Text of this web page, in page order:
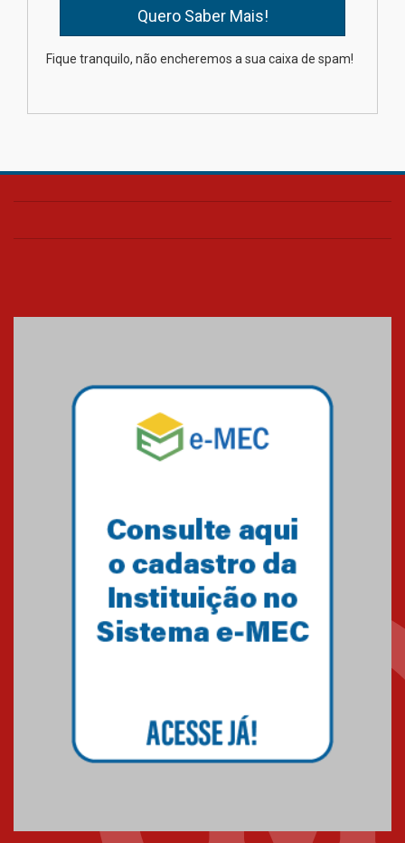
Oncologista do HUEM ressalta
importância da prevenção e
diagnóstico precoce do câncer
de pulmão
Fique tranquilo, não encheremos a sua caixa de spam!